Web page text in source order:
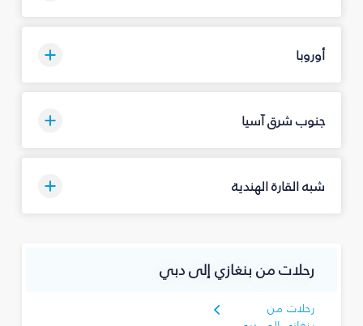
أوروبا
جنوب شرق آسيا
شبه القارة الهندية
رحلات من بنغازي إلى دبي
رحلات من